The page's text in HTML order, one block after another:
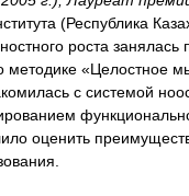
(Республика
роста
методике «Целостное
с системой
оценить